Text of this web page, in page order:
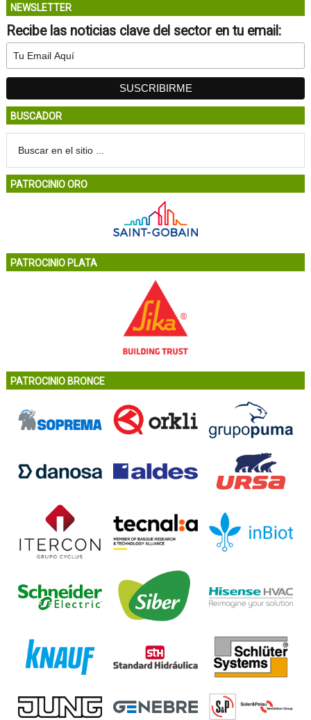
NEWSLETTER
Recibe las noticias clave del sector en tu email:
BUSCADOR
PATROCINIO ORO
PATROCINIO PLATA
PATROCINIO BRONCE